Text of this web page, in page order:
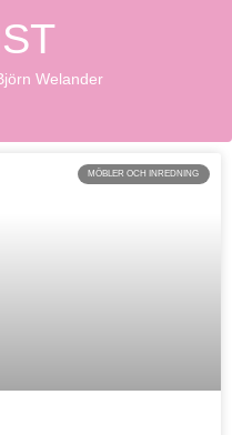
Welander
MÖBLER OCH INREDNING